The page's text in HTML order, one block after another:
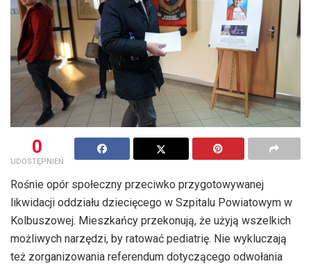
0
UDOSTĘPNIEŃ
Rośnie opór społeczny przeciwko przygotowywanej
likwidacji oddziału dziecięcego w Szpitalu Powiatowym w
Kolbuszowej. Mieszkańcy przekonują, że użyją wszelkich
możliwych narzędzi, by ratować pediatrię. Nie wykluczają
też zorganizowania referendum dotyczącego odwołania